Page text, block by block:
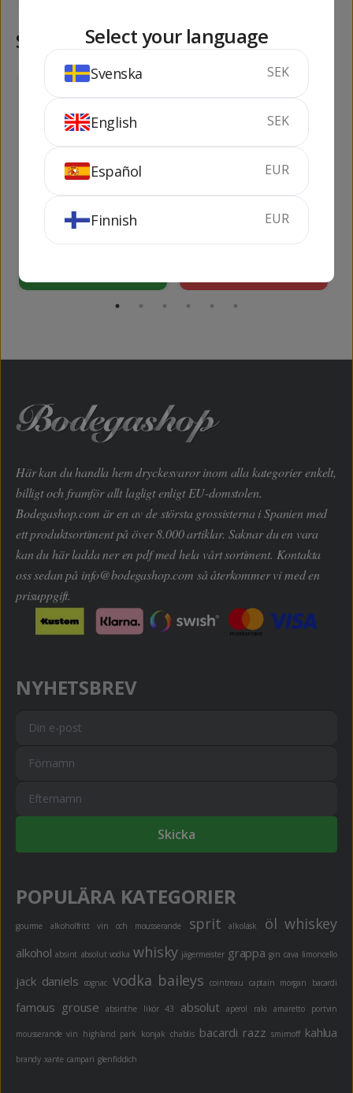
Samma kategori
119kr
Manzana Verde
70 cl
96 kr
Raspberry
16%
Här kan du handla hem dryckesvaror inom alla kategorier enkelt,
billigt och framför allt lagligt enligt EU-domstolen.
Bodegashop.com är en av de största grossisterna i Spanien med
ett produktsortiment på över 8.000 artiklar. Saknar du en vara
kan du här ladda ner en pdf med hela vårt sortiment. Kontakta
oss sedan på info@bodegashop.com så återkommer vi med en
prisuppgift.
NYHETSBREV
Skicka
POPULÄRA KATEGORIER
gourme alkoholfritt vin och mousserande sprit alkoläsk öl whiskey
alkohol absint absolut vodka whisky jägermeister grappa gin cava limoncello
jack daniels cognac vodka baileys cointreau captain morgan bacardi
famous grouse absinthe likör 43 absolut aperol raki amaretto portvin
mousserande vin highland park konjak chablis bacardi razz smirnoff kahlua
brandy xante campari glenfiddich
Select your language
Svenska SEK
English SEK
Español EUR
Finnish EUR